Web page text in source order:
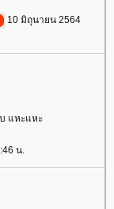
10 มิถุนายน 2564
แหะแหะ
น.